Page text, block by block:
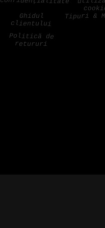
Ghidul
clientului
Tipuri &
Politică de
retururi